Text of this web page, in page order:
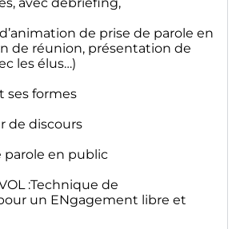
de prise de parole en
de réunion, présentation de
les élus…)
ses formes
de discours
parole en public
:Technique de
un ENgagement libre et